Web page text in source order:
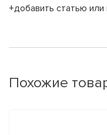
+добавить статью или
Похожие